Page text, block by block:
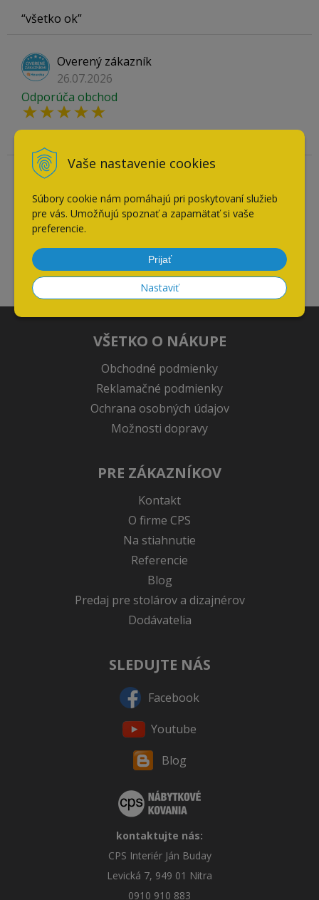
Vaše nastavenie cookies
Súbory cookie nám pomáhajú pri poskytovaní služieb
pre vás. Umožňujú spoznať a zapamätať si vaše
preferencie.
Prijať
Nastaviť
všetko ok
Overený zákazník
26.07.2026
Odporúča obchod
21.07.2026
Odporúča obchod
Mali skladom tovar, ktorý som nevedel v iných
obchodoch kúpiť.
VŠETKO O NÁKUPE
Obchodné podmienky
Reklamačné podmienky
Ochrana osobných údajov
Možnosti dopravy
PRE ZÁKAZNÍKOV
Kontakt
O firme CPS
Na stiahnutie
Referencie
Blog
Predaj pre stolárov a dizajnérov
Dodávatelia
SLEDUJTE NÁS
Facebook
Youtube
Blog
kontaktujte nás:
CPS Interiér Ján Buday
Levická 7, 949 01 Nitra
0910 910 883